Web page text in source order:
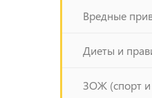
Вредные
Диеты и
ЗОЖ (спорт